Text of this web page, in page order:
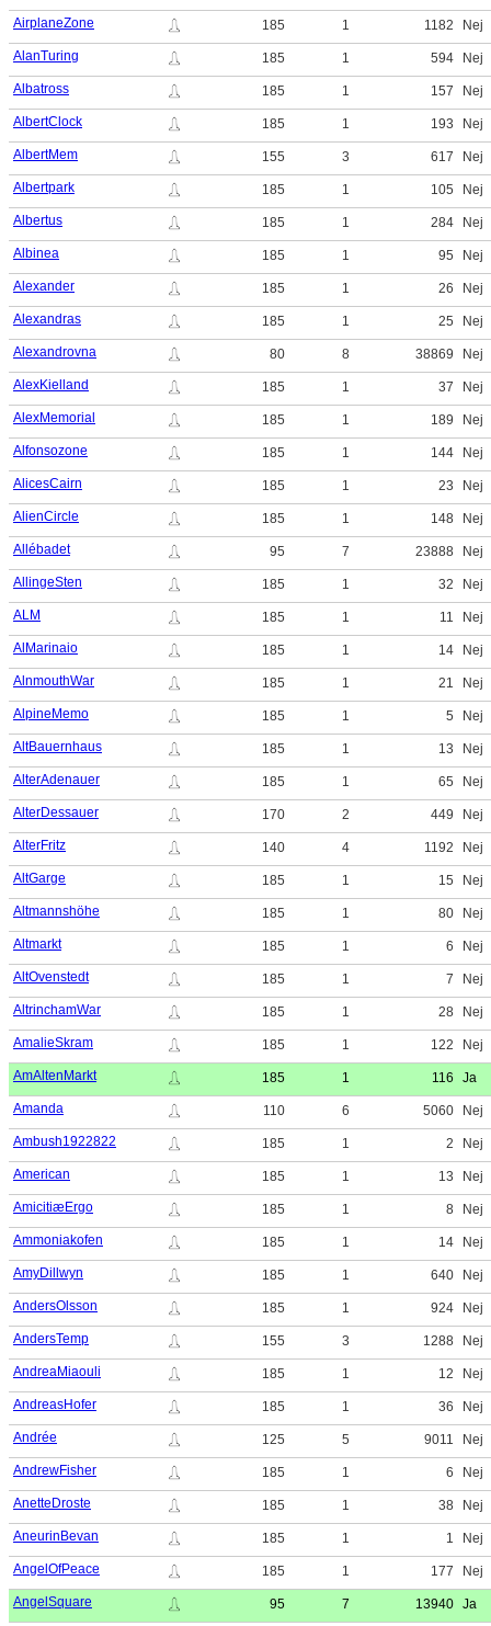
AirplaneZone 185 1 1182
Nej
AlanTuring
185 1 594
Nej
Albatross
185 1 157
Nej
AlbertClock
185 1 193
Nej
AlbertMem
155 3 617
Nej
Albertpark
185 1 105
Nej
Albertus
185 1 284
Nej
Albinea
185 1 95
Nej
Alexander
185 1 26
Nej
Alexandras
185 1 25
Nej
Alexandrovna
80 8 38869
Nej
AlexKielland
185 1 37
Nej
AlexMemorial
185 1 189
Nej
Alfonsozone
185 1 144
Nej
AlicesCairn
185 1 23
Nej
AlienCircle
185 1 148
Nej
Allébadet
95 7 23888
Nej
AllingeSten
185 1 32
Nej
ALM
185 1 11
Nej
AlMarinaio
185 1 14
Nej
AlnmouthWar
185 1 21
Nej
AlpineMemo
185 1 5
Nej
AltBauernhaus
185 1 13
Nej
AlterAdenauer
185 1 65
Nej
AlterDessauer
170 2 449
Nej
AlterFritz
140 4 1192
Nej
AltGarge
185 1 15
Nej
Altmannshöhe
185 1 80
Nej
Altmarkt
185 1 6
Nej
AltOvenstedt
185 1 7
Nej
AltrinchamWar
185 1 28
Nej
AmalieSkram
185 1 122
Nej
AmAltenMarkt
185 1 116
Ja
Amanda
110 6 5060
Nej
Ambush1922822
185 1 2
Nej
American
185 1 13
Nej
AmicitiæErgo
185 1 8
Nej
Ammoniakofen
185 1 14
Nej
AmyDillwyn
185 1 640
Nej
AndersOlsson
185 1 924
Nej
AndersTemp
155 3 1288
Nej
AndreaMiaouli
185 1 12
Nej
AndreasHofer
185 1 36
Nej
Andrée
125 5 9011
Nej
AndrewFisher
185 1 6
Nej
AnetteDroste
185 1 38
Nej
AneurinBevan
185 1 1
Nej
AngelOfPeace
185 1 177
Nej
AngelSquare
95 7 13940 Ja